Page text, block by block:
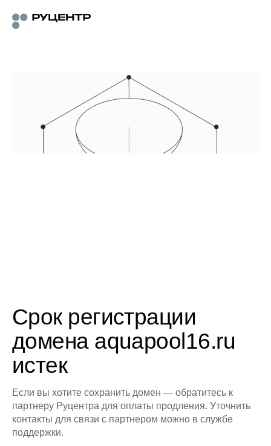
Срок регистрации
домена aquapool16.ru
истек
Если вы хотите сохранить домен — обратитесь к
партнеру Руцентра для оплаты продления. Уточнить
контакты для связи с партнером можно в службе
поддержки.